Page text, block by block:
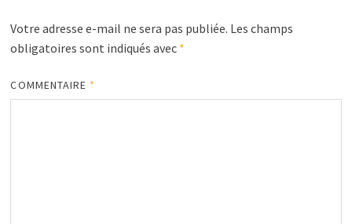
Votre adresse e-mail ne sera pas publiée. Les champs
obligatoires sont indiqués avec *
COMMENTAIRE *